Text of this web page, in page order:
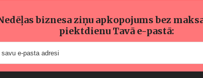
biznesa ziņu apkopojums bez
piektdienu Tavā e-pastā: